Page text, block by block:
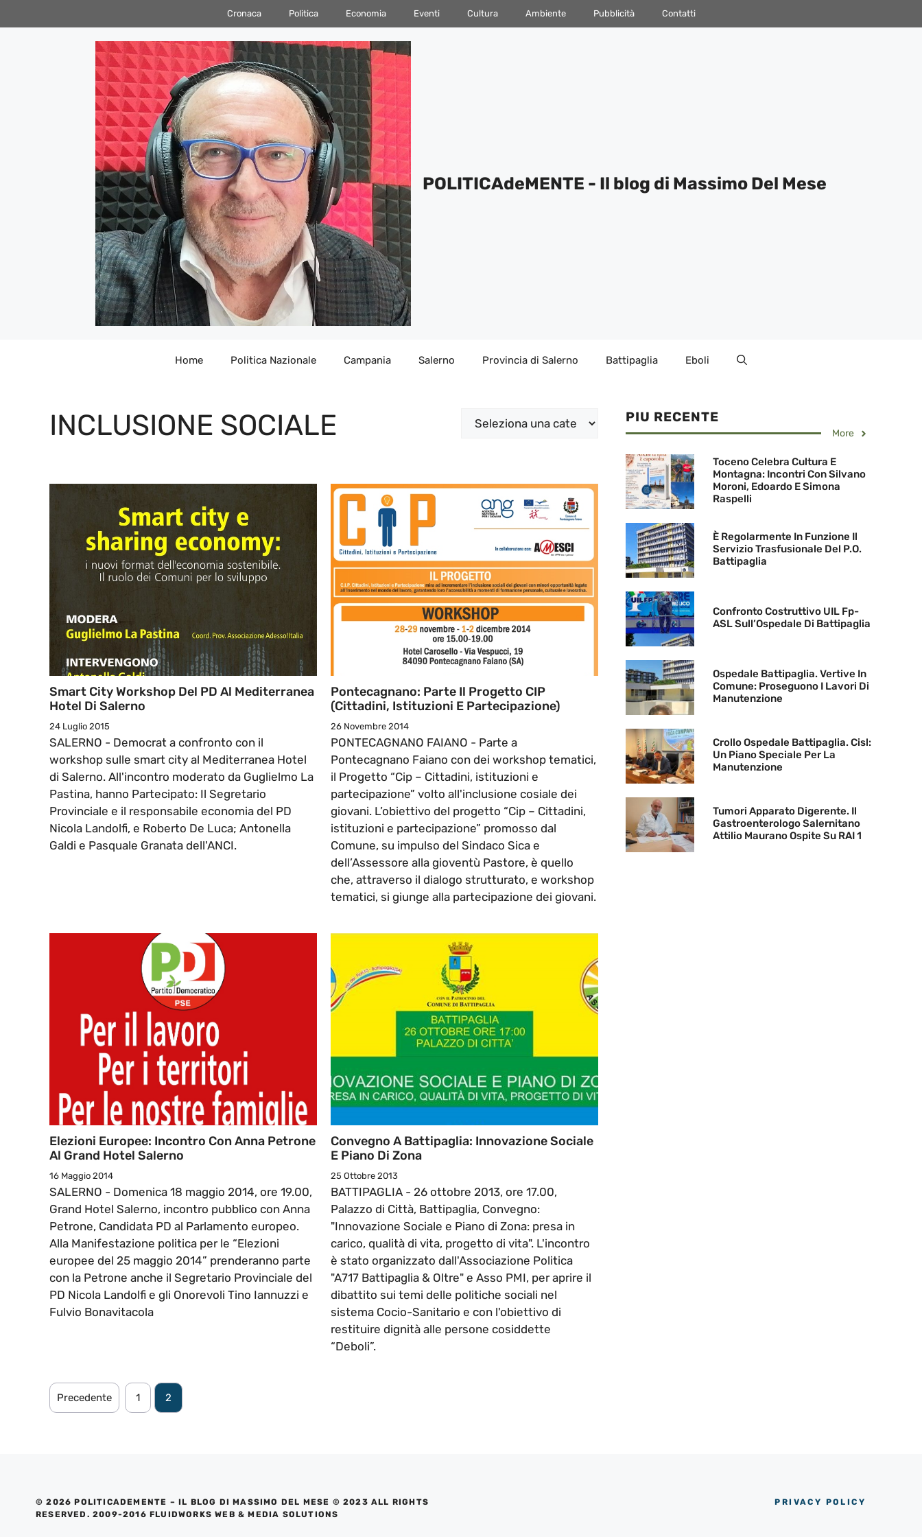
al
Cronaca Politica Economia Eventi Cultura Ambiente Pubblicità Contatti
POLITICAdeMENTE - Il blog di Massimo Del Mese
Home Politica Nazionale Campania Salerno Provincia di Salerno Battipaglia Eboli
INCLUSIONE SOCIALE Categorie
Smart City Workshop Del PD Al Mediterranea
Hotel Di Salerno
24 Luglio 2015
SALERNO - Democrat a confronto con il
workshop sulle smart city al Mediterranea Hotel
di Salerno. All'incontro moderato da Guglielmo La
Pastina, hanno Partecipato: Il Segretario
Provinciale e il responsabile economia del PD
Nicola Landolfi, e Roberto De Luca; Antonella
Galdi e Pasquale Granata dell'ANCI.
Pontecagnano: Parte Il Progetto CIP
(Cittadini, Istituzioni E Partecipazione)
26 Novembre 2014
PONTECAGNANO FAIANO - Parte a
Pontecagnano Faiano con dei workshop tematici,
il Progetto “Cip – Cittadini, istituzioni e
partecipazione” volto all'inclusione cosiale dei
giovani. L’obiettivo del progetto “Cip – Cittadini,
istituzioni e partecipazione” promosso dal
Comune, su impulso del Sindaco Sica e
dell’Assessore alla gioventù Pastore, è quello
che, attraverso il dialogo strutturato, e workshop
tematici, si giunge alla partecipazione dei giovani.
Elezioni Europee: Incontro Con Anna Petrone
Al Grand Hotel Salerno
16 Maggio 2014
SALERNO - Domenica 18 maggio 2014, ore 19.00,
Grand Hotel Salerno, incontro pubblico con Anna
Petrone, Candidata PD al Parlamento europeo.
Alla Manifestazione politica per le “Elezioni
europee del 25 maggio 2014” prenderanno parte
con la Petrone anche il Segretario Provinciale del
PD Nicola Landolfi e gli Onorevoli Tino Iannuzzi e
Fulvio Bonavitacola
Convegno A Battipaglia: Innovazione Sociale
E Piano Di Zona
25 Ottobre 2013
BATTIPAGLIA - 26 ottobre 2013, ore 17.00,
Palazzo di Città, Battipaglia, Convegno:
"Innovazione Sociale e Piano di Zona: presa in
carico, qualità di vita, progetto di vita". L'incontro
è stato organizzato dall'Associazione Politica
"A717 Battipaglia & Oltre" e Asso PMI, per aprire il
dibattito sui temi delle politiche sociali nel
sistema Cocio-Sanitario e con l'obiettivo di
restituire dignità alle persone cosiddette
“Deboli”.
Precedente 1 2
PIU RECENTE
More
Toceno Celebra Cultura E
Montagna: Incontri Con Silvano
Moroni, Edoardo E Simona
Raspelli
È Regolarmente In Funzione Il
Servizio Trasfusionale Del P.O.
Battipaglia
Confronto Costruttivo UIL Fp-
ASL Sull’Ospedale Di Battipaglia
Ospedale Battipaglia. Vertive In
Comune: Proseguono I Lavori Di
Manutenzione
Crollo Ospedale Battipaglia. Cisl:
Un Piano Speciale Per La
Manutenzione
Tumori Apparato Digerente. Il
Gastroenterologo Salernitano
Attilio Maurano Ospite Su RAI 1
© 2026 POLITICADEMENTE – IL BLOG DI MASSIMO DEL MESE © 2023 ALL RIGHTS
RESERVED. 2009-2016 FLUIDWORKS WEB & MEDIA SOLUTIONS
PRIVACY POLICY